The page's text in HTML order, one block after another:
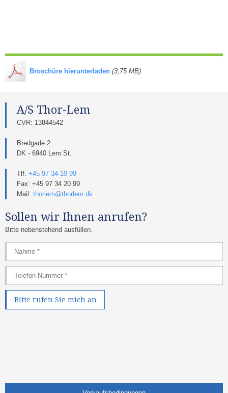
Broschüre hierunterladen (3,75 MB)
A/S Thor-Lem​
​CVR: 13844542​
Bredgade 2
DK - 6940 Lem St.
Tlf. +45 97 34 10 99
Fax: +45 97 34 20 99
Mail: thorlem@thorlem.dk
Sollen wir Ihnen anrufen?
Bitte nebenstehend ausfüllen.​